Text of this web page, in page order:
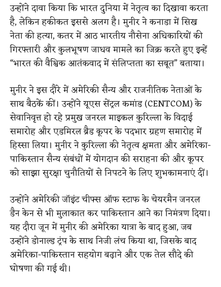
उन्होंने दावा किया कि भारत दुनिया में नेतृत्व का दिखावा करता
है, लेकिन हकीकत इससे अलग है। मुनीर ने कनाडा में सिख
नेता की हत्या, कतर में आठ भारतीय नौसेना अधिकारियों की
गिरफ्तारी और कुलभूषण जाधव मामले का जिक्र करते हुए इन्हें
“भारत की वैश्विक आतंकवाद में संलिप्तता का सबूत” बताया।
मुनीर ने इस दौरे में अमेरिकी सैन्य और राजनीतिक नेताओं के
साथ बैठकें कीं। उन्होंने यूएस सेंट्रल कमांड (CENTCOM) के
सेवानिवृत्त हो रहे प्रमुख जनरल माइकल कुरिल्ला के विदाई
समारोह और एडमिरल ब्रैड कूपर के पदभार ग्रहण समारोह में
हिस्सा लिया। मुनीर ने कुरिल्ला की नेतृत्व क्षमता और अमेरिका-
पाकिस्तान सैन्य संबंधों में योगदान की सराहना की और कूपर
को साझा सुरक्षा चुनौतियों से निपटने के लिए शुभकामनाएं दीं।
उन्होंने अमेरिकी जॉइंट चीफ्स ऑफ स्टाफ के चेयरमैन जनरल
डैन केन से भी मुलाकात कर पाकिस्तान आने का निमंत्रण दिया।
यह दौरा जून में मुनीर की अमेरिका यात्रा के बाद हुआ, जब
उन्होंने डोनाल्ड ट्रंप के साथ निजी लंच किया था, जिसके बाद
अमेरिका-पाकिस्तान सहयोग बढ़ाने और एक तेल सौदे की
घोषणा की गई थी।